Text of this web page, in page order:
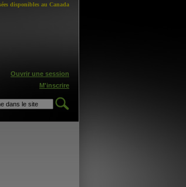
disponibles au Canada
Ouvrir une session
M'inscrire